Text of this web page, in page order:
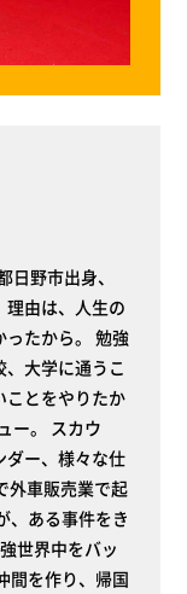
野市出身、
理由は、人生の
ったから。 勉強
大学に通うこ
ことをやりたか
ー。 スカウ
ダー、様々な仕
外車販売業で起
、ある事件をき
世界中をバッ
間を作り、帰国